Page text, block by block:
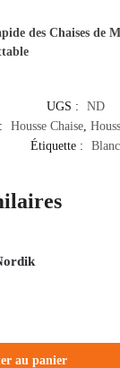
des Chaises de
UGS :
ND
Housse Chaise
Étiquette :
Blanc
au panier